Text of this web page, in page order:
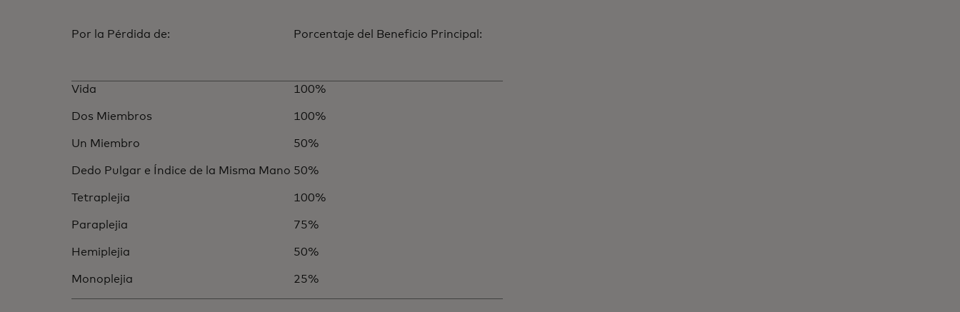
Por la Pérdida de: Porcentaje del Beneficio Principal:
Vida
Dos Miembros
Un Miembro
Dedo Pulgar e Índice de la Misma Mano
Tetraplejia
Paraplejia
Hemiplejia
Monoplejia
100%
100%
50%
50%
100%
75%
50%
25%